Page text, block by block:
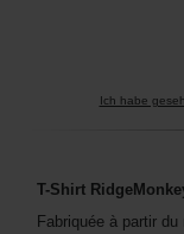
Ich habe
T-Shirt
Fabriquée à partir